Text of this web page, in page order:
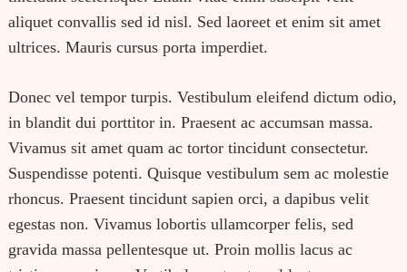
aliquet convallis sed id nisl. Sed laoreet et enim sit amet
ultrices. Mauris cursus porta imperdiet.
Donec vel tempor turpis. Vestibulum eleifend dictum odio,
in blandit dui porttitor in. Praesent ac accumsan massa.
Vivamus sit amet quam ac tortor tincidunt consectetur.
Suspendisse potenti. Quisque vestibulum sem ac molestie
rhoncus. Praesent tincidunt sapien orci, a dapibus velit
egestas non. Vivamus lobortis ullamcorper felis, sed
gravida massa pellentesque ut. Proin mollis lacus ac